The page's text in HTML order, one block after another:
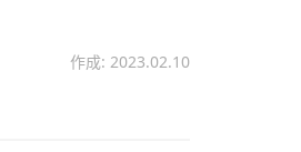
作成: 2023.02.10